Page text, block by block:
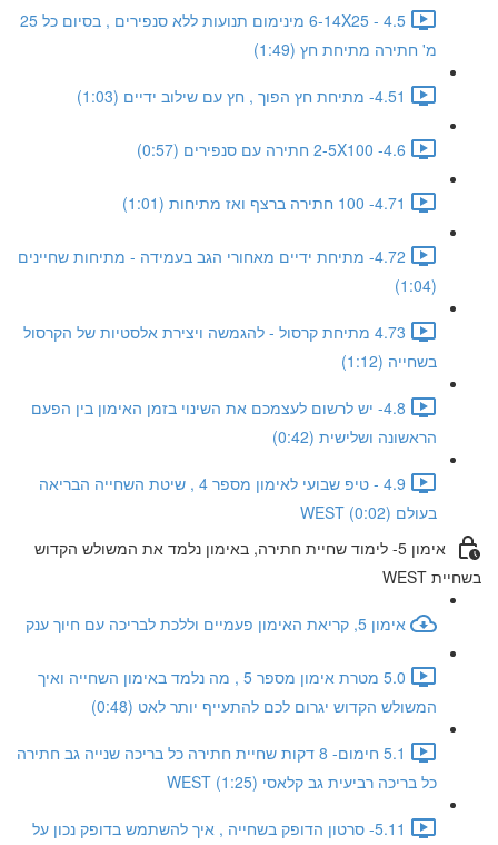
4.5 - 6-14X25 מינימום תנועות ללא סנפירים , בסיום כל 25
מ' חתירה מתיחת חץ (1:49)
4.51- מתיחת חץ הפוך , חץ עם שילוב ידיים (1:03)
4.6- 2-5X100 חתירה עם סנפירים (0:57)
4.71- 100 חתירה ברצף ואז מתיחות (1:01)
4.72- מתיחת ידיים מאחורי הגב בעמידה - מתיחות שחיינים
(1:04)
4.73 מתיחת קרסול - להגמשה ויצירת אלסטיות של הקרסול
בשחייה (1:12)
4.8- יש לרשום לעצמכם את השינוי בזמן האימון בין הפעם
הראשונה ושלישית (0:42)
4.9 - טיפ שבועי לאימון מספר 4 , שיטת השחייה הבריאה
בעולם WEST (0:02)
אימון 5- לימוד שחיית חתירה, באימון נלמד את המשולש הקדוש
בשחיית WEST
אימון 5, קריאת האימון פעמיים וללכת לבריכה עם חיוך ענק
5.0 מטרת אימון מספר 5 , מה נלמד באימון השחייה ואיך
המשולש הקדוש יגרום לכם להתעייף יותר לאט (0:48)
5.1 חימום- 8 דקות שחיית חתירה כל בריכה שנייה גב חתירה
כל בריכה רביעית גב קלאסי WEST (1:25)
5.11- סרטון הדופק בשחייה , איך להשתמש בדופק נכון על